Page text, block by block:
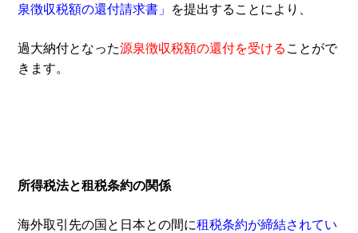
泉徴収税額の還付請求書」 を提出することにより、
過大納付となった源泉徴収税額の還付を受ける ことがで
きます。
所得税法と租税条約の関係
海外取引先の国と日本との間に租税条約が締結されてい